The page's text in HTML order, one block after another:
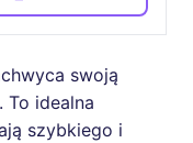
swoją
idealna
szybkiego i